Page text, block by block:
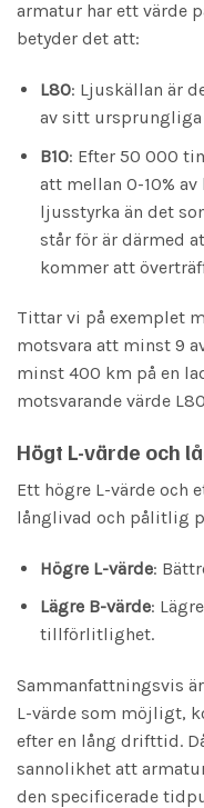
armatur har ett värde
betyder det att:
L80: Ljuskällan är
av sitt
B10: Efter 50 000
att mellan 0-10%
ljusstyrka än det
står för är därmed
kommer att
Tittar vi på exemplet
motsvara att minst 9
minst 400 km på en
motsvarande värde
Högt L-värde och
Ett högre L-värde och
långlivad och pålitlig
Högre L-värde:
Lägre B-värde:
tillförlitlighet.
Sammanfattningsvis
L-värde som möjligt,
efter en lång drifttid.
sannolikhet att
den specificerade